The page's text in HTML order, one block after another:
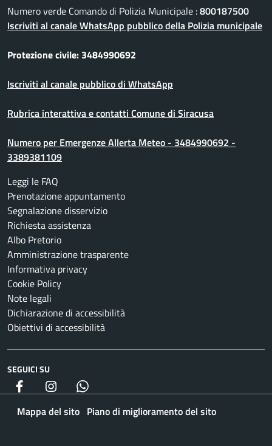
Numero verde Comando di Polizia Municipale :800187500
Iscriviti al canale WhatsApp pubblico della Polizia municipale
Protezione civile: 3484990692
Iscriviti al canale pubblico di WhatsApp
Rubrica interattiva e contatti Comune di Siracusa
Numero per Emergenze Allerta Meteo - 3484990692 -
3389381109
Leggi le FAQ
Prenotazione appuntamento
Segnalazione disservizio
Richiesta assistenza
Albo Pretorio
Amministrazione trasparente
Informativa privacy
Cookie Policy
Note legali
Dichiarazione di accessibilità
Obiettivi di accessibilità
SEGUICI SU
Facebook Instagram
Mappa del sito Piano di miglioramento del sito